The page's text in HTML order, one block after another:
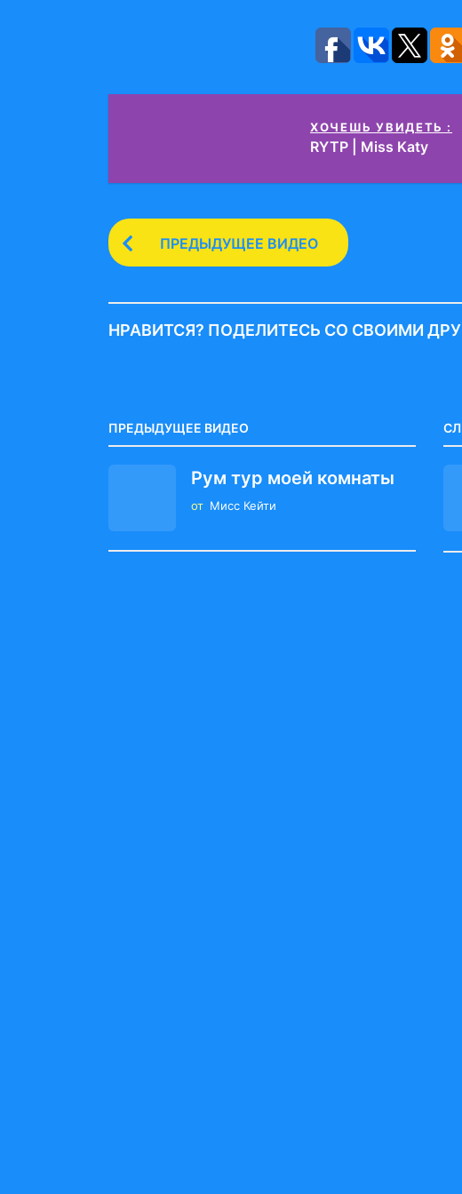
ХОЧЕШЬ УВИДЕТЬ :
RYTP | Miss Katy
P
o
t
P
i
n
i
ПРЕДЫДУЩЕЕ ВИДЕО
НРАВИТСЯ? ПОДЕЛИТЕСЬ СО СВОИМИ
ПРЕДЫДУЩЕЕ ВИДЕО
Рум тур моей комнаты
от Мисс Кейти